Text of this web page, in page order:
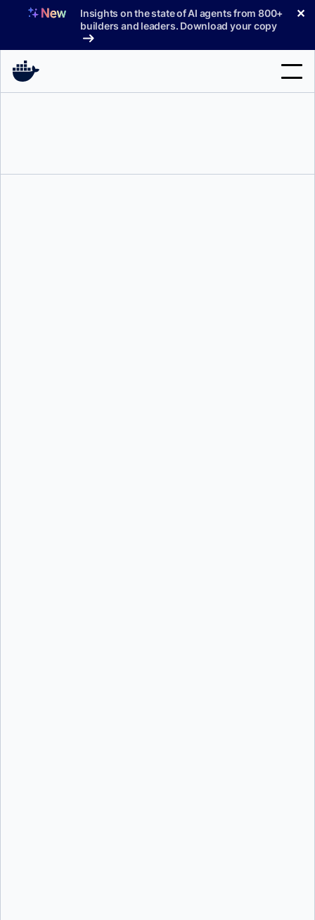
へ
Insights on the state of AI agents from 800+
builders and leaders. Download your copy
✕
サポート